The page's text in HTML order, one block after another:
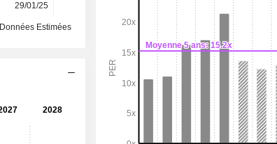
29/01/25
Données Estimées